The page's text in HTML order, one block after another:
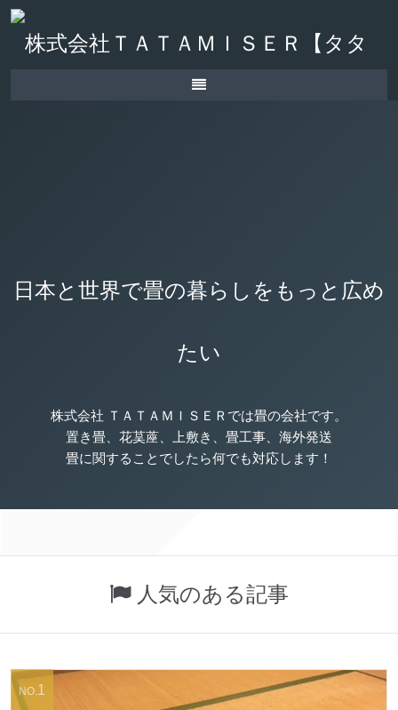
日本と世界で畳の暮らしをもっと広め
たい
株式会社 ＴＡＴＡＭＩＳＥＲでは畳の会社です。
置き畳、花茣蓙、上敷き、畳工事、海外発送
畳に関することでしたら何でも対応します！
人気のある記事
NO.1